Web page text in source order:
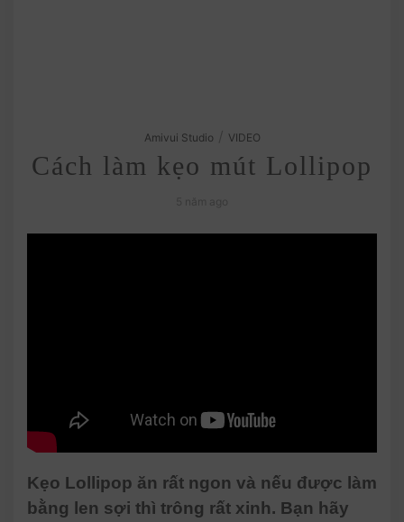
Amivui Studio VIDEO
Cách làm kẹo mút Lollipop
Kẹo Lollipop ăn rất ngon và nếu được làm
bằng len sợi thì trông rất xinh. Bạn hãy